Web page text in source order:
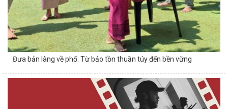
Đưa bản làng về phố: Từ bảo tồn thuần túy đến bền vững